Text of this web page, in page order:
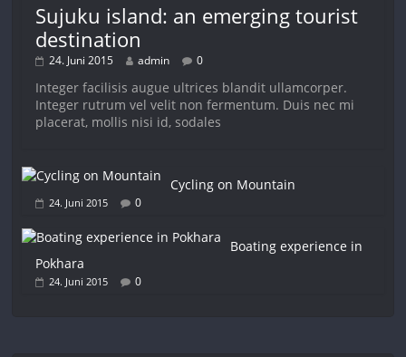
Sujuku island: an emerging tourist
destination
24. Juni 2015 admin 0
Integer facilisis augue ultrices blandit ullamcorper.
Integer rutrum vel velit non fermentum. Duis nec mi
placerat, mollis nisi id, sodales
Cycling on Mountain
24. Juni 2015 0
Boating experience in
Pokhara
24. Juni 2015 0